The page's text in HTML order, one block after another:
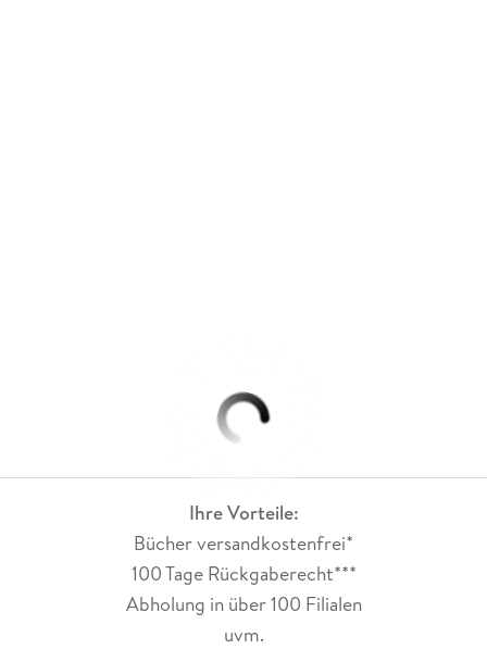
Ihre Vorteile:
Bücher versandkostenfrei*
100 Tage Rückgaberecht***
Abholung in über 100 Filialen
uvm.